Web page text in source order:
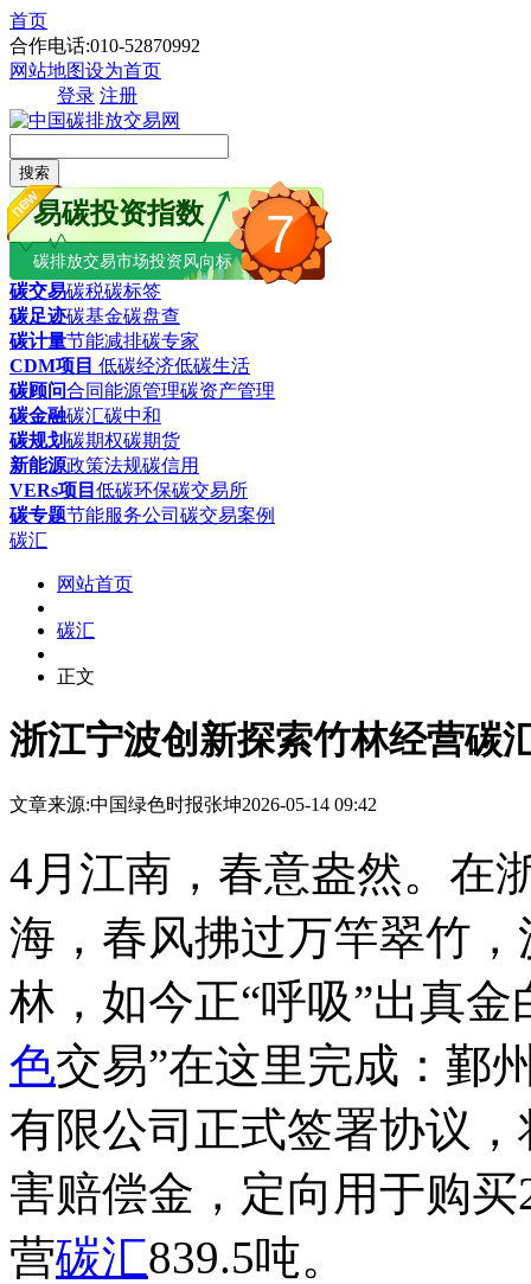
首页
合作电话:010-52870992
网站地图设为首页
登录 注册
搜索
7
易碳投资指数
碳排放交易市场投资风向标
碳交易碳税碳标签
碳足迹碳基金碳盘查
碳计量节能减排碳专家
CDM项目 低碳经济低碳生活
碳顾问合同能源管理碳资产管理
碳金融碳汇碳中和
碳规划碳期权碳期货
新能源政策法规碳信用
VERs项目 低碳环保碳交易所
碳专题节能服务公司 碳交易案例
碳汇
网站首页
碳汇
正文
浙江宁波创新探索竹林经营碳
文章来源:中国绿色时报张坤2026-05-14 09:42
4月江南，春意盎然。在
海，春风拂过万竿翠竹
林，如今正“呼吸”出真
色交易”在这里完成：鄞
有限公司正式签署协议
害赔偿金，定向用于购
营碳汇839.5吨。